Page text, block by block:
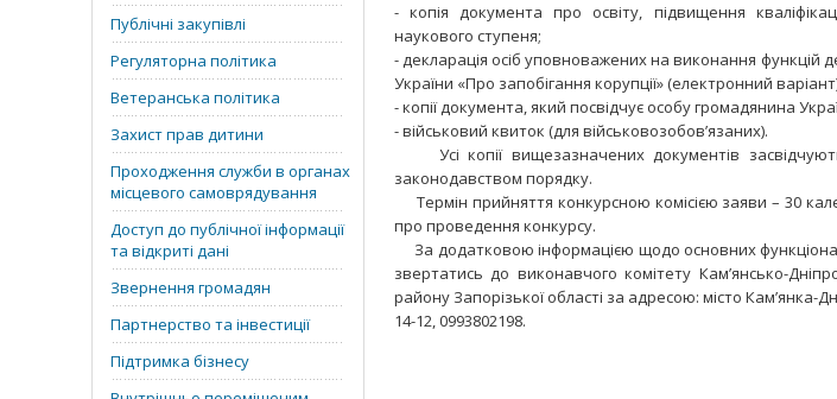
Публічні закупівлі
Регуляторна політика
Ветеранська політика
Захист прав дитини
Проходження служби в органах
місцевого самоврядування
Доступ до публічної інформації
та відкриті дані
Звернення громадян
Партнерство та інвестиції
Підтримка бізнесу
- копія документа про освіту, підвищення
наукового ступеня;
- декларація осіб уповноважених на виконання
України «Про запобігання корупції» (електронний
- копії документа, який посвідчує особу громадянина
- військовий квиток (для військовозобов’язаних).
Усі копії вищезазначених документів
законодавством порядку.
Термін прийняття конкурсною комісією заяви – 30
про проведення конкурсу.
За додатковою інформацією щодо основних
звертатись до виконавчого комітету Кам’янсько-
району Запорізької області за адресою: місто Кам’янка-
14-12, 0993802198.